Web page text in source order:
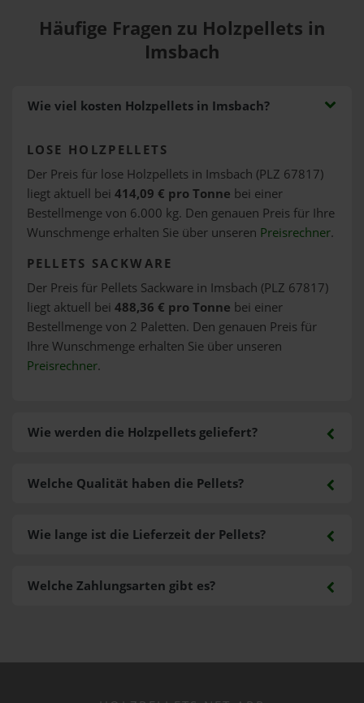
Häufige Fragen zu Holzpellets in
Imsbach
Wie viel kosten Holzpellets in Imsbach?
LOSE HOLZPELLETS
Der Preis für lose Holzpellets in Imsbach (PLZ 67817)
liegt aktuell bei 414,09 € pro Tonne bei einer
Bestellmenge von 6.000 kg. Den genauen Preis für Ihre
Wunschmenge erhalten Sie über unseren Preisrechner.
PELLETS SACKWARE
Der Preis für Pellets Sackware in Imsbach (PLZ 67817)
liegt aktuell bei 488,36 € pro Tonne bei einer
Bestellmenge von 2 Paletten. Den genauen Preis für
Ihre Wunschmenge erhalten Sie über unseren
Preisrechner.
Wie werden die Holzpellets geliefert?
Welche Zahlungsarten gibt es?
Welche Qualität haben die Pellets?
Wie lange ist die Lieferzeit der Pellets?